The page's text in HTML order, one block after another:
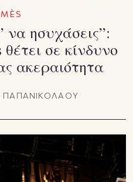
ησυχάσεις”:
σε κίνδυνο
ακεραιότητα